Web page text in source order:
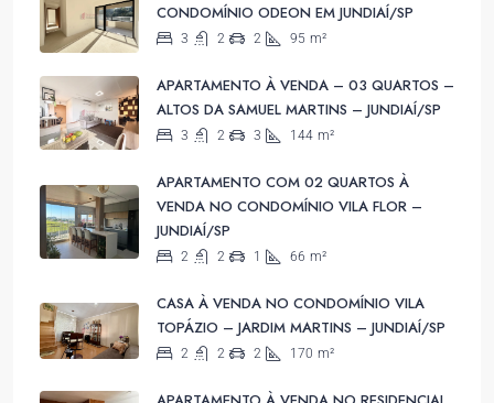
CONDOMÍNIO ODEON EM JUNDIAÍ/SP
3 2 2 95 m²
APARTAMENTO À VENDA – 03 QUARTOS –
ALTOS DA SAMUEL MARTINS – JUNDIAÍ/SP
3 2 3 144 m²
APARTAMENTO COM 02 QUARTOS À
VENDA NO CONDOMÍNIO VILA FLOR –
JUNDIAÍ/SP
2 2 1 66 m²
CASA À VENDA NO CONDOMÍNIO VILA
TOPÁZIO – JARDIM MARTINS – JUNDIAÍ/SP
2 2 2 170 m²